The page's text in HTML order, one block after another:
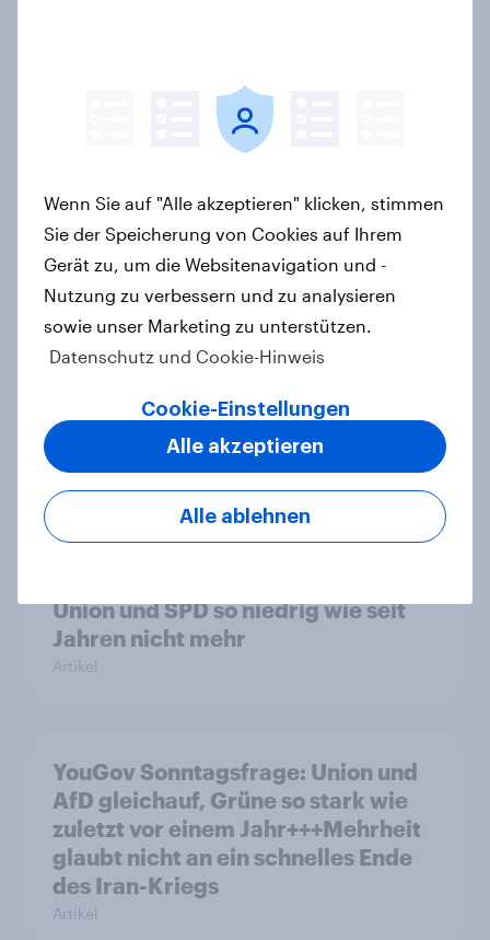
YouGov Sonntagsfrage Mai 2026:
AfD baut Vorsprung aus +++
sinkt weiter
Artikel
40 Jahre Tschernobyl: Atomrisiko
wird verdrängt, kaum Vorsorge für
Spaltthema
Union und SPD so niedrig wie seit
Jahren nicht mehr
Artikel
YouGov Sonntagsfrage: Union und
AfD gleichauf, Grüne so stark wie
zuletzt vor einem Jahr+++Mehrheit
glaubt nicht an ein schnelles Ende
des Iran-Kriegs
Artikel
Wenn Sie auf "Alle akzeptieren" klicken, stimmen
Sie der Speicherung von Cookies auf Ihrem
Gerät zu, um die Websitenavigation und -
Nutzung zu verbessern und zu analysieren
sowie unser Marketing zu unterstützen.
Datenschutz und Cookie-Hinweis
Cookie-Einstellungen
Alle ablehnen
Alle akzeptieren